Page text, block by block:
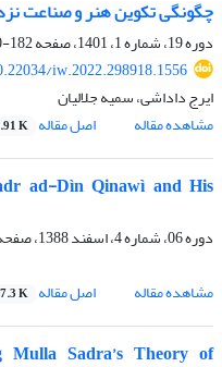
چگونگی تکوین هنر و صناعت
دوره 19، شماره 1، 1401، صفحه
182-210
iw.2022.298918.1556
ایرج داداشی، سمیه جلالیان
مشاهده مقاله
اصل مقاله K
ad-Dìn Qinawì and His
دوره 06، شماره 4، اسفند 1388، صفحه
مشاهده مقاله
اصل مقاله K
Sadra’s Theory of